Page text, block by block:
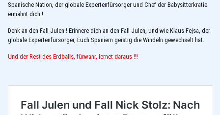
Spanische Nation, der globale Expertenfürsorger und Chef der Babysitterkratie
ermahnt dich !
Denk an den Fall Julen ! Erinnere dich an den Fall Julen, und wie Klaus Fejsa, der
globale Expertenfürsorger, Euch Spaniern geistig die Windeln gewechselt hat.
Und der Rest des Erdballs, fürwahr, lernet daraus !!!